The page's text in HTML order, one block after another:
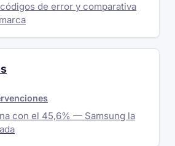
de error y comparativa
con el 45,6% — Samsung la